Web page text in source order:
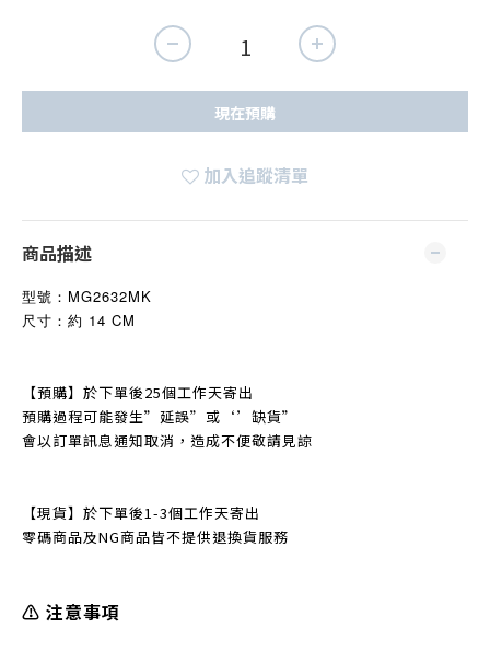
現在預購
加入追蹤清單
商品描述
型號： MG2632MK
尺寸：約 14 CM
【預購】於下單後25個工作天寄出
預購過程可能發生” 延誤” 或‘’缺貨”
會以訂單訊息通知取消，造成不便敬請見諒
【現貨】於下單後1-3個工作天寄出
零碼商品及NG商品皆不提供退換貨服務
⚠️ 注意事項